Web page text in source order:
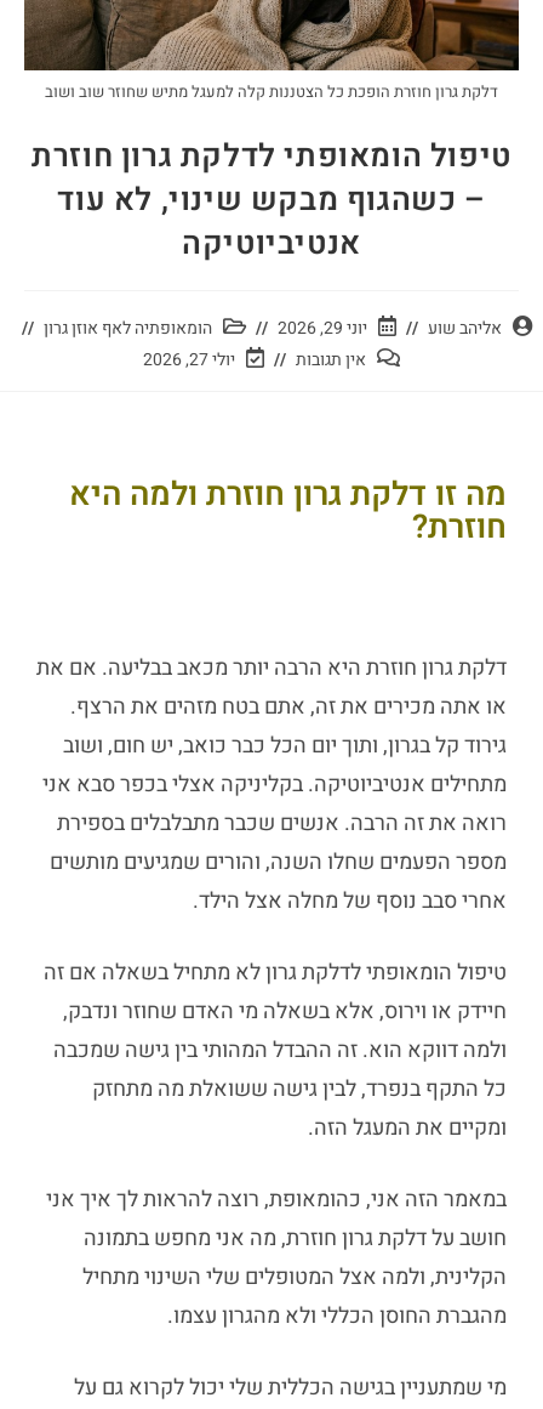
דלקת גרון חוזרת הופכת כל הצטננות קלה למעגל מתיש שחוזר שוב ושוב
טיפול הומאופתי לדלקת גרון חוזרת
– כשהגוף מבקש שינוי, לא עוד
אנטיביוטיקה
אליהב שוע יוני 29, 2026
הומאופתיה לאף אוזן גרון
אין תגובות
יולי 27, 2026
מה זו דלקת גרון חוזרת ולמה היא
חוזרת?
דלקת גרון חוזרתהיא הרבה יותר מכאב בבליעה. אם את
או אתה מכירים את זה, אתם בטח מזהים את הרצף.
גירוד קל בגרון, ותוך יום הכל כבר כואב, יש חום, ושוב
מתחילים אנטיביוטיקה. בקליניקה אצלי בכפר סבא אני
רואה את זה הרבה. אנשים שכבר מתבלבלים בספירת
מספר הפעמים שחלו השנה, והורים שמגיעים מותשים
אחרי סבב נוסף של מחלה אצל הילד.
טיפול הומאופתי לדלקת גרוןלא מתחיל בשאלה אם זה
חיידק או וירוס, אלא בשאלה מי האדם שחוזר ונדבק,
ולמה דווקא הוא. זה ההבדל המהותי בין גישה שמכבה
כל התקף בנפרד, לבין גישה ששואלת מה מתחזק
ומקיים את המעגל הזה.
במאמר הזה אני, כהומאופת, רוצה להראות לך איך אני
חושב עלדלקת גרון חוזרת, מה אני מחפש בתמונה
הקלינית, ולמה אצל המטופלים שלי השינוי מתחיל
מהגברת החוסן הכללי ולא מהגרון עצמו.
מי שמתעניין בגישה הכללית שלי יכול לקרוא גם על